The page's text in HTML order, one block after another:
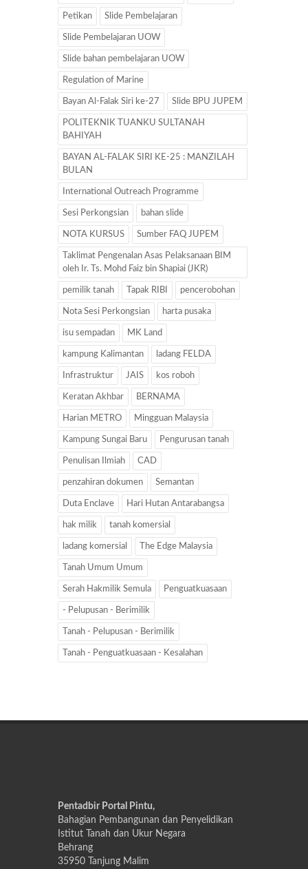
Petikan Slide Pembelajaran
Slide Pembelajaran UOW
Slide bahan pembelajaran UOW
Regulation of Marine
Bayan Al-Falak Siri ke-27 Slide BPU JUPEM
POLITEKNIK TUANKU SULTANAH
BAHIYAH
BAYAN AL-FALAK SIRI KE-25 : MANZILAH
BULAN
International Outreach Programme
Sesi Perkongsian bahan slide
NOTA KURSUS Sumber FAQ JUPEM
Taklimat Pengenalan Asas Pelaksanaan BIM
oleh Ir. Ts. Mohd Faiz bin Shapiai (JKR)
pemilik tanah Tapak RIBI pencerobohan
Nota Sesi Perkongsian harta pusaka
isu sempadan MK Land
kampung Kalimantan ladang FELDA
Infrastruktur JAIS kos roboh
Keratan Akhbar BERNAMA
Harian METRO Mingguan Malaysia
Kampung Sungai Baru Pengurusan tanah
Penulisan Ilmiah CAD
penzahiran dokumen Semantan
Duta Enclave Hari Hutan Antarabangsa
hak milik tanah komersial
ladang komersial The Edge Malaysia
Tanah Umum Umum
Serah Hakmilik Semula Penguatkuasaan
- Pelupusan - Berimilik
Tanah - Pelupusan - Berimilik
Tanah - Penguatkuasaan - Kesalahan
Pentadbir Portal Pintu,
Bahagian Pembangunan dan Penyelidikan
Istitut Tanah dan Ukur Negara
Behrang
35950 Tanjung Malim